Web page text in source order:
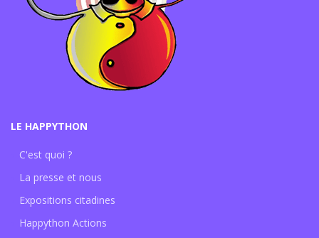
LE HAPPYTHON
C'est quoi ?
La presse et nous
Expositions citadines
Happython Actions